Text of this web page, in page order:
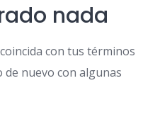
nada
con tus términos
nuevo con algunas